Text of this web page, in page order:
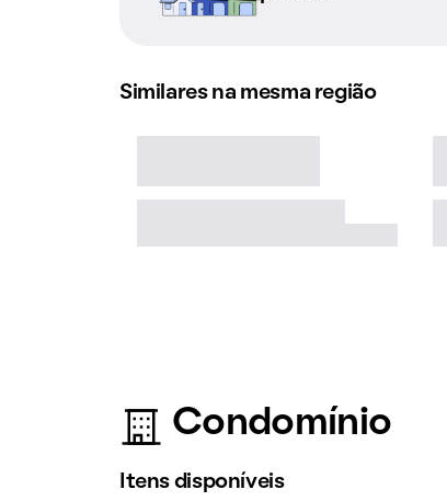
Similares na mesma região
Condomínio
Itens disponíveis